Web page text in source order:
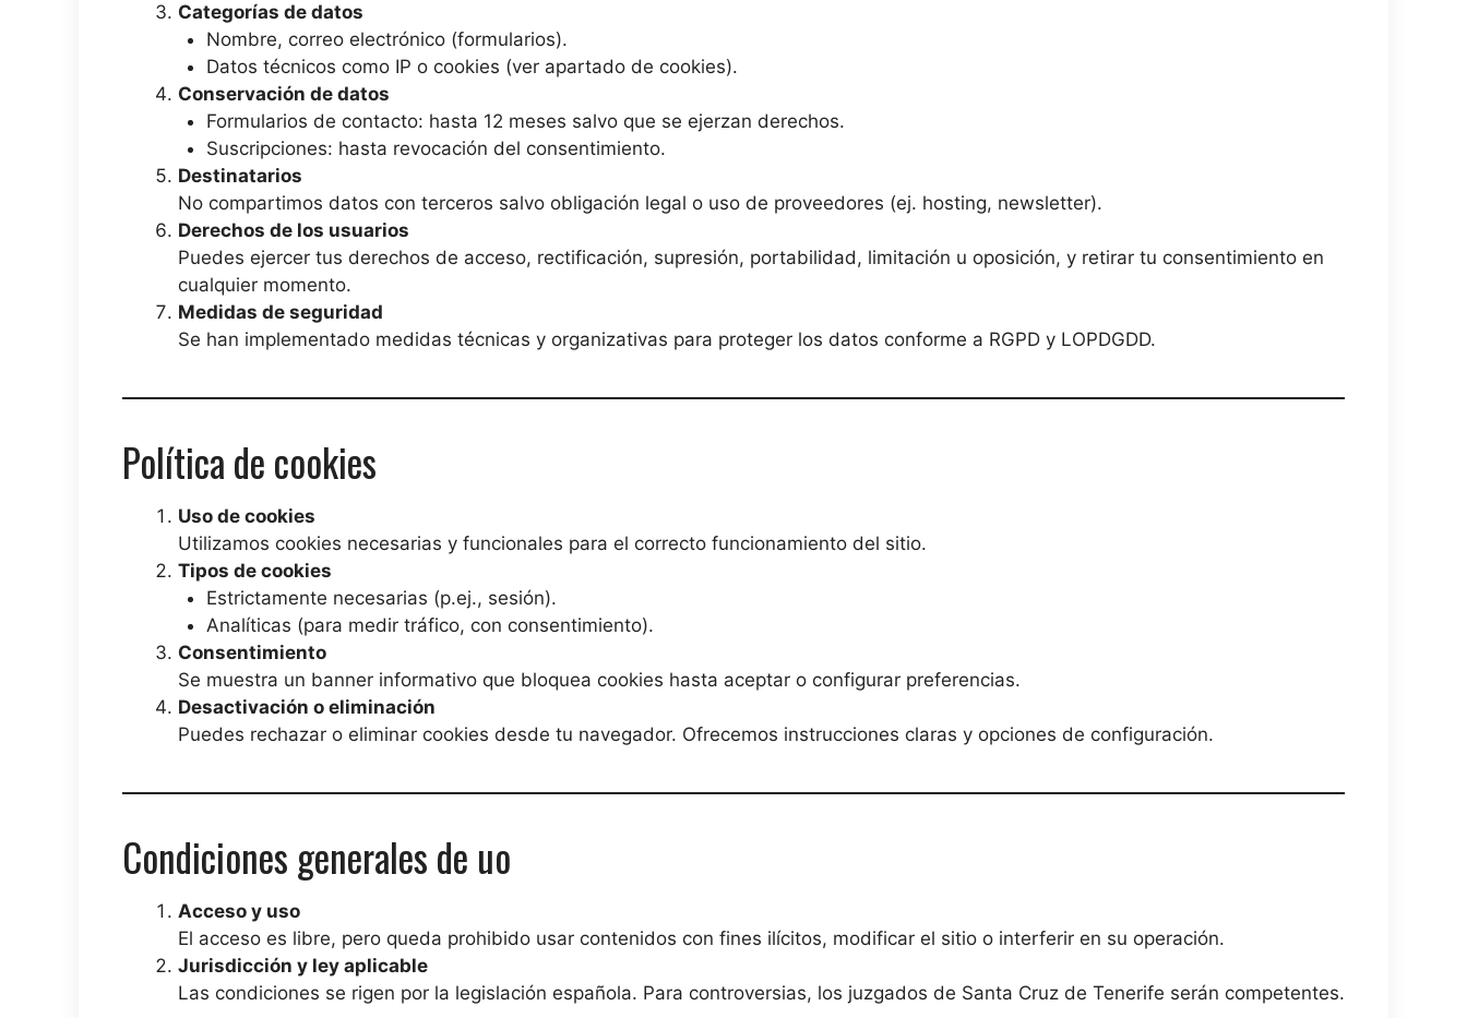
Categorías de datos
Nombre, correo electrónico (formularios).
Datos técnicos como IP o cookies (ver apartado de cookies).
Conservación de datos
Formularios de contacto: hasta 12 meses salvo que se ejerzan derechos.
Suscripciones: hasta revocación del consentimiento.
Destinatarios
No compartimos datos con terceros salvo obligación legal o uso de proveedores (ej. hosting, newsletter).
Derechos de los usuarios
Puedes ejercer tus derechos de acceso, rectificación, supresión, portabilidad, limitación u oposición, y retirar tu consentimiento en
cualquier momento.
Medidas de seguridad
Se han implementado medidas técnicas y organizativas para proteger los datos conforme a RGPD y LOPDGDD.
Política de cookies
Uso de cookies
Utilizamos cookies necesarias y funcionales para el correcto funcionamiento del sitio.
Tipos de cookies
Estrictamente necesarias (p.ej., sesión).
Analíticas (para medir tráfico, con consentimiento).
Consentimiento
Se muestra un banner informativo que bloquea cookies hasta aceptar o configurar preferencias.
Desactivación o eliminación
Puedes rechazar o eliminar cookies desde tu navegador. Ofrecemos instrucciones claras y opciones de configuración.
Condiciones generales de uo
Acceso y uso
El acceso es libre, pero queda prohibido usar contenidos con fines ilícitos, modificar el sitio o interferir en su operación.
Jurisdicción y ley aplicable
Las condiciones se rigen por la legislación española. Para controversias, los juzgados de Santa Cruz de Tenerife serán competentes.